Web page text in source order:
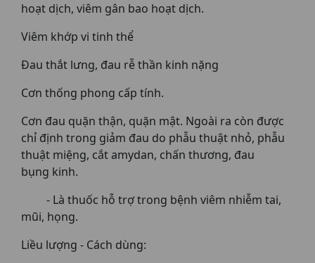
hoạt dịch, viêm gân bao hoạt dịch.
Viêm khớp vi tinh thể
Đau thắt lưng, đau rễ thần kinh nặng
Cơn thống phong cấp tính.
Cơn đau quặn thận, quặn mật. Ngoài ra còn được
chỉ định trong giảm đau do phẫu thuật nhỏ, phẫu
thuật miệng, cắt amydan, chấn thương, đau
bụng kinh.
- Là thuốc hỗ trợ trong bệnh viêm nhiễm tai,
mũi, họng.
Liều lượng - Cách dùng: